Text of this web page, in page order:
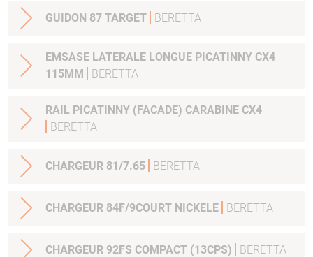
GUIDON 87 TARGET BERETTA
EMSASE LATERALE LONGUE PICATINNY CX4
115MM
BERETTA
RAIL PICATINNY (FACADE) CARABINE CX4
BERETTA
CHARGEUR 81/7.65 BERETTA
CHARGEUR 84F/9COURT NICKELE BERETTA
CHARGEUR 92FS COMPACT (13CPS) BERETTA